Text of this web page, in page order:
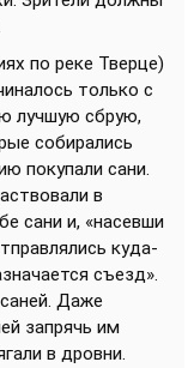
по реке Тверце)
только с
лучшую сбрую,
собирались
покупали сани.
в
сани и, «насевши
куда-
съезд».
Даже
запрячь им
в дровни.